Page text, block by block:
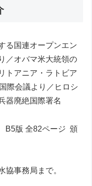
る国連オープンエン
／オバマ米大統領の
トアニア・ラトビア
際会議より／ヒロシ
器廃絶国際署名
B5版 全82ページ 頒
協事務局まで。